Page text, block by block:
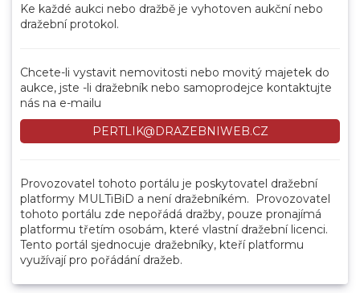
Ke každé aukci nebo dražbě je vyhotoven aukční nebo
dražební protokol.
Chcete-li vystavit nemovitosti nebo movitý majetek do
aukce, jste -li dražebník nebo samoprodejce kontaktujte
nás na e-mailu
PERTLIK@DRAZEBNIWEB.CZ
Provozovatel tohoto portálu je poskytovatel dražební
platformy MULTiBiD a není dražebníkém. Provozovatel
tohoto portálu zde nepořádá dražby, pouze pronajímá
platformu třetím osobám, které vlastní dražební licenci.
Tento portál sjednocuje dražebníky, kteří platformu
využívají pro pořádání dražeb.